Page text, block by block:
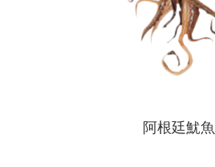
阿根廷魷魚